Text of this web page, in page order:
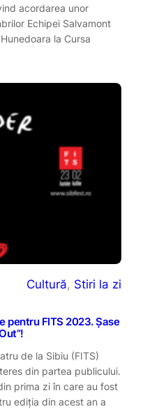
acordarea unor
Echipei Salvamont
la Cursa
Cultură, Stiri la zi
pentru FITS 2023. Șase
de la Sibiu (FITS)
din partea publicului.
prima zi în care au fost
ediția din acest an a